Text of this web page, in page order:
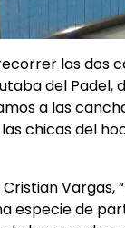
las dos
del
a las
chicas del
Vargas,
especie de